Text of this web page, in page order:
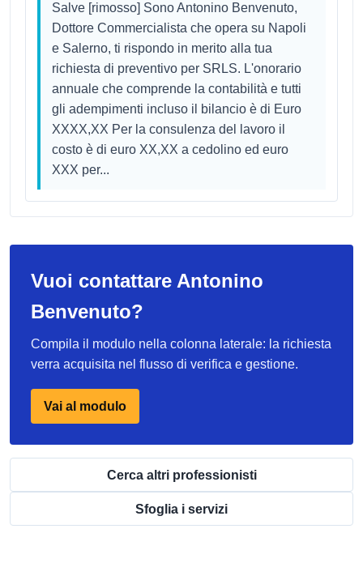
Salve [rimosso] Sono Antonino Benvenuto,
Dottore Commercialista che opera su Napoli
e Salerno, ti rispondo in merito alla tua
richiesta di preventivo per SRLS. L'onorario
annuale che comprende la contabilità e tutti
gli adempimenti incluso il bilancio è di Euro
XXXX,XX Per la consulenza del lavoro il
costo è di euro XX,XX a cedolino ed euro
XXX per...
Vuoi contattare Antonino
Benvenuto?
Compila il modulo nella colonna laterale: la richiesta
verra acquisita nel flusso di verifica e gestione.
Vai al modulo
Cerca altri professionisti
Sfoglia i servizi